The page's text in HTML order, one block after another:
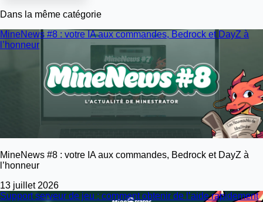
Dans la même catégorie
MineNews #8 : votre IA aux commandes, Bedrock et DayZ à
l’honneur
MineNews #8 : votre IA aux commandes, Bedrock et DayZ à
l’honneur
13 juillet 2026
Support serveur de jeu : comment obtenir de l’aide rapidement